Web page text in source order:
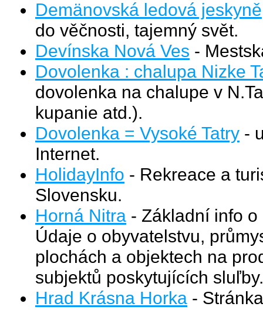
Demänovská ledová jeskyně
do věčnosti, tajemný svět.
Devínska Nová Ves -
Dovolenka : chalupa Nizke
dovolenka na chalupe v
kupanie atd.).
Dovolenka = Vysoké Tatry -
Internet.
HolidayInfo - Rekreace a
Slovensku.
Horná Nitra - Základní info
Údaje o obyvatelstvu,
plochách a objektech na
subjektů poskytujících sluľby.
Hrad Krásna Horka -